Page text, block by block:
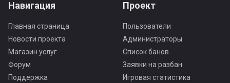
Навигация
Главная страница
Новости проекта
Магазин услуг
Форум
Поддержка
Проект
Пользователи
Администраторы
Список банов
Заявки на разбан
Игровая статистика